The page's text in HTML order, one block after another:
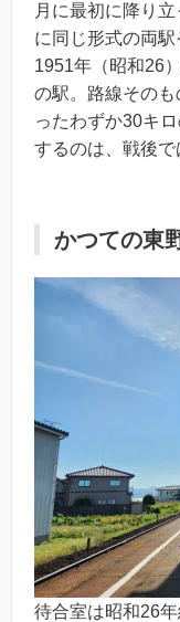
月に最初に降り
に同じ形式の両
1951年（昭和26
の駅。路線その
ったわずか30キ
するのは、戦後
かつての東
待合室は昭和26